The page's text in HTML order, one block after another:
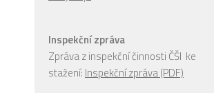
Inspekční zpráva
Zpráva z inspekční činnosti ČŠI ke
stažení: Inspekční zpráva (PDF)